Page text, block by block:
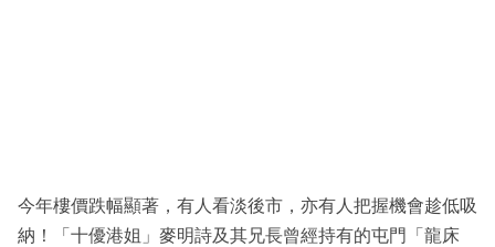
今年樓價跌幅顯著，有人看淡後市，亦有人把握機會趁低吸
納！「十優港姐」麥明詩及其兄長曾經持有的屯門「龍床